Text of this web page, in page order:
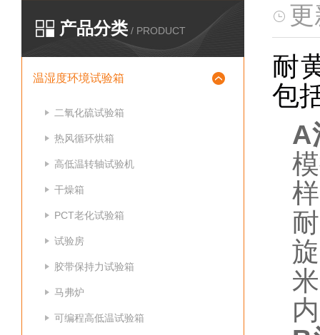
产品分类 / PRODUCT
温湿度环境试验箱
二氧化硫试验箱
热风循环烘箱
高低温转轴试验机
干燥箱
PCT老化试验箱
试验房
胶带保持力试验箱
马弗炉
可编程高低温试验箱
耐
包
A